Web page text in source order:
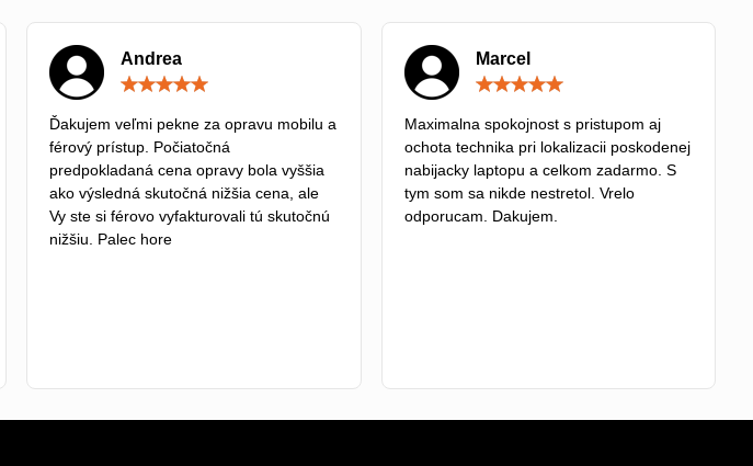
Andrea
/
5
Ďakujem veľmi pekne za opravu mobilu a
férový prístup. Počiatočná
predpokladaná cena opravy bola vyššia
ako výsledná skutočná nižšia cena, ale
Vy ste si férovo vyfakturovali tú skutočnú
nižšiu. Palec hore
Marcel
/
5
Maximalna spokojnost s pristupom aj
ochota technika pri lokalizacii poskodenej
nabijacky laptopu a celkom zadarmo. S
tym som sa nikde nestretol. Vrelo
odporucam. Dakujem.